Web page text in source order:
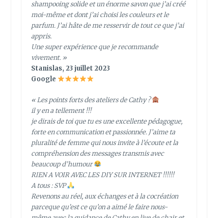
shampooing solide et un énorme savon que j’ai créé
moi-même et dont j’ai choisi les couleurs et le
parfum. J’ai hâte de me resservir de tout ce que j’ai
appris.
Une super expérience que je recommande
vivement. »
Stanislas, 23 juillet 2023
Google
« Les points forts des ateliers de Cathy ?
il y en a tellement !!!
je dirais de toi que tu es une excellente pédagogue,
forte en communication et passionnée. J’aime ta
pluralité de femme qui nous invite à l’écoute et la
compréhension des messages transmis avec
beaucoup d’humour
RIEN A VOIR AVEC LES DIY SUR INTERNET !!!!!!
A tous : SVP
Revenons au réel, aux échanges et à la cocréation
parceque qu’est ce qu’on a aimé le faire nous-